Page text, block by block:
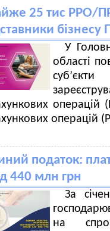
25 тис РРО/
У
області
операцій
операцій
податок:
440 млн грн
За
на